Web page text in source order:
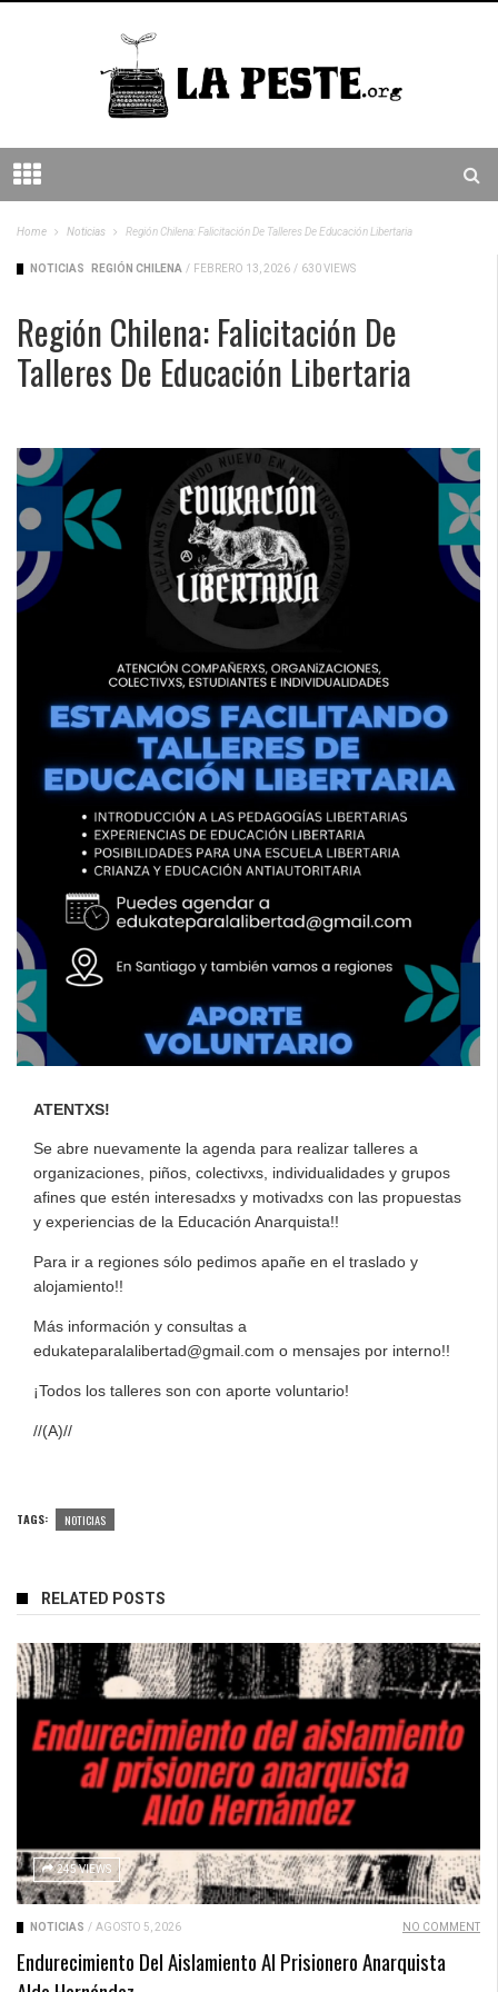
Home Noticias Región Chilena: Falicitación De Talleres De Educación Libertaria
NOTICIAS REGIÓN CHILENA / FEBRERO 13, 2026 / 630 VIEWS
Región Chilena: Falicitación De
Talleres De Educación Libertaria
ATENTXS!
Se abre nuevamente la agenda para realizar talleres a
organizaciones, piños, colectivxs, individualidades y grupos
afines que estén interesadxs y motivadxs con las propuestas
y experiencias de la Educación Anarquista!!
Para ir a regiones sólo pedimos apañe en el traslado y
alojamiento!!
Más información y consultas a
edukateparalalibertad@gmail.com o mensajes por interno!!
¡Todos los talleres son con aporte voluntario!
//(A)//
TAGS: NOTICIAS
RELATED POSTS
245 VIEWS
NOTICIAS / AGOSTO 5, 2026 NO COMMENT
Endurecimiento Del Aislamiento Al Prisionero Anarquista